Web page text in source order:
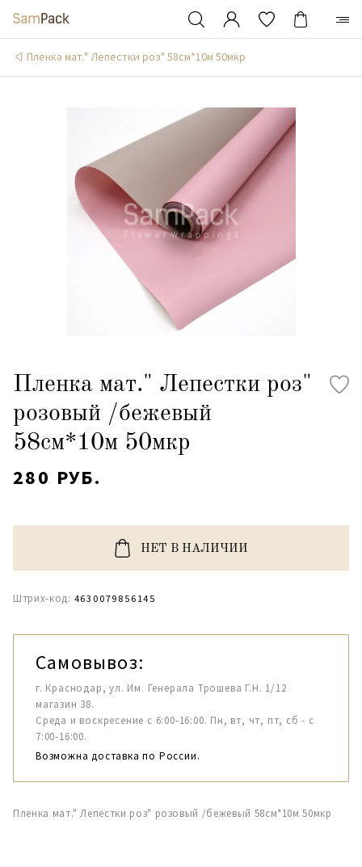
Пленка мат." Лепестки роз" 58см*10м 50мкр
Пленка мат." Лепестки роз"
розовый /бежевый
58см*10м 50мкр
280 РУБ.
НЕТ В НАЛИЧИИ
Штрих-код: 4630079856145
Самовывоз:
г. Краснодар, ул. Им. Генерала Трошева Г.Н. 1/12
магазин 38.
Среда и воскресение с 6:00-16:00. Пн, вт, чт, пт, сб - с
7:00-16:00.
Возможна доставка по России.
Пленка мат." Лепестки роз" розовый /бежевый 58см*10м 50мкр